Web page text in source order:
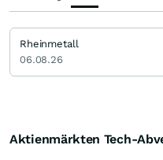
Aktienmärkten Tech-
Rheinmetall
06.08.26